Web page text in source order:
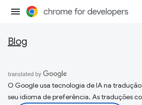
Blog
O Google usa tecnologia de IA na
seu idioma de preferência. As traduções